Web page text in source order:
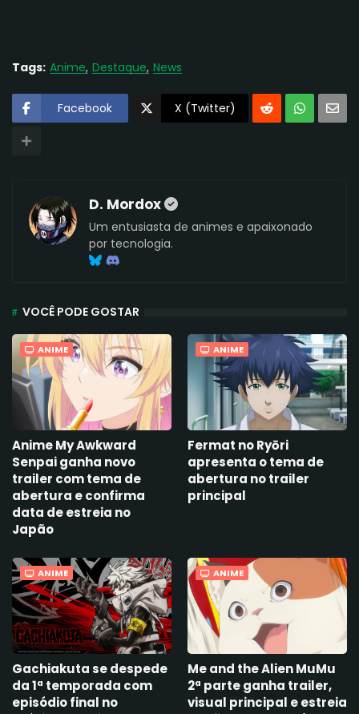
Tags: Anime Destaque News
Facebook X (Twitter)
D. Mordox
Um entusiasta de animes e apaixonado
por tecnologia.
VOCÊ PODE GOSTAR
ANIME
Anime My Awkward
Senpai ganha novo
trailer com tema de
abertura e confirma
data de estreia no
Japão
ANIME
Fermat no Ryōri
apresenta o tema de
abertura no trailer
principal
ANIME
Gachiakuta se despede
da 1ª temporada com
episódio final no
ANIME
Me and the Alien MuMu
2ª parte ganha trailer,
visual principal e estreia